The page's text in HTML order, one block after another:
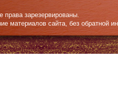
зарезервированы.
материалов сайта, без обратной